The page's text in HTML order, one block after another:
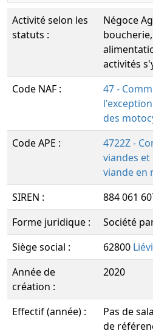
Activité selon les
statuts :
Négoce
activités
Code NAF :
47 -
des
Code APE :
4722Z -
viandes
viande en
SIREN :
884 061
Forme juridique :
Société
Siège social :
62800
Année de
création :
2020
Effectif (année) :
Pas de
de